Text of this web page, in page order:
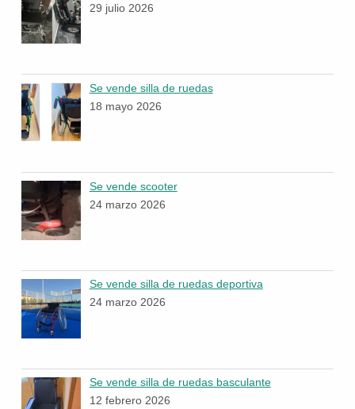
29 julio 2026
Se vende silla de ruedas
18 mayo 2026
Se vende scooter
24 marzo 2026
Se vende silla de ruedas deportiva
24 marzo 2026
Se vende silla de ruedas basculante
12 febrero 2026